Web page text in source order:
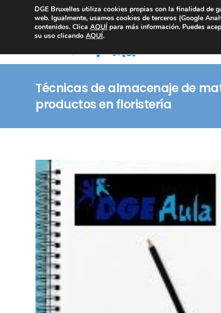
Consultoría Compliance
Técnicas de almacenaje de
productos en floristería
DGE Bruxelles utiliza cookies propias con la finalidad de
web. Igualmente, usamos cookies de terceros (Google
contenidos. Clica AQUÍ para más información. Puedes
su uso clicando AQUÍ.